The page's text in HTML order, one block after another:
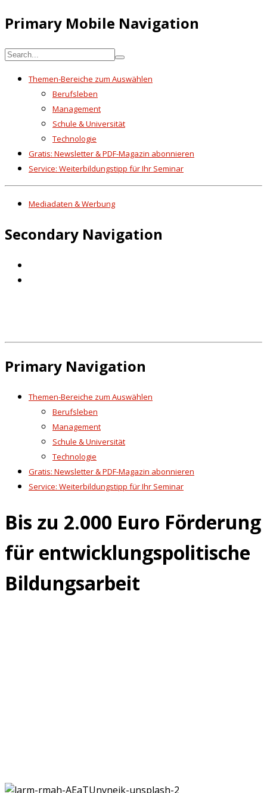
Primary Mobile Navigation
Themen-Bereiche zum Auswählen
Berufsleben
Management
Schule & Universität
Technologie
Gratis: Newsletter & PDF-Magazin abonnieren
Service: Weiterbildungstipp für Ihr Seminar
Mediadaten & Werbung
Secondary Navigation
Primary Navigation
Themen-Bereiche zum Auswählen
Berufsleben
Management
Schule & Universität
Technologie
Gratis: Newsletter & PDF-Magazin abonnieren
Service: Weiterbildungstipp für Ihr Seminar
Bis zu 2.000 Euro Förderung
für entwicklungspolitische
Bildungsarbeit